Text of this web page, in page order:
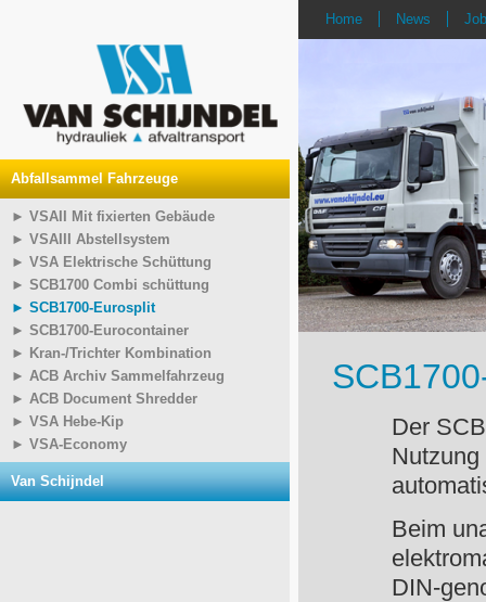
Abfallsammel Fahrzeuge
► VSAII Mit fixierten Gebäude
► VSAIII Abstellsystem
► VSA Elektrische Schüttung
► SCB1700 Combi schüttung
► SCB1700-Eurosplit
► SCB1700-Eurocontainer
► Kran-/Trichter Kombination
► ACB Archiv Sammelfahrzeug
► ACB Document Shredder
► VSA Hebe-Kip
► VSA-Economy
Van Schijndel
Home News
Der
Beim